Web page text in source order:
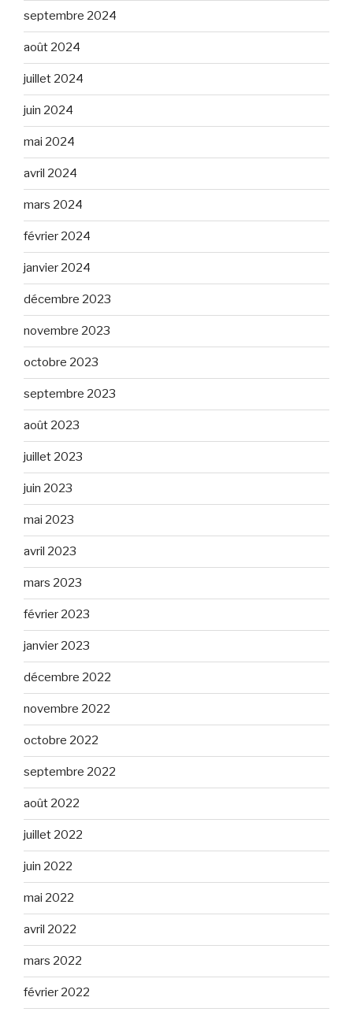
septembre 2024
août 2024
juillet 2024
juin 2024
mai 2024
avril 2024
mars 2024
février 2024
janvier 2024
décembre 2023
novembre 2023
octobre 2023
septembre 2023
août 2023
juillet 2023
juin 2023
mai 2023
avril 2023
mars 2023
février 2023
janvier 2023
décembre 2022
novembre 2022
octobre 2022
septembre 2022
août 2022
juillet 2022
juin 2022
mai 2022
avril 2022
mars 2022
février 2022